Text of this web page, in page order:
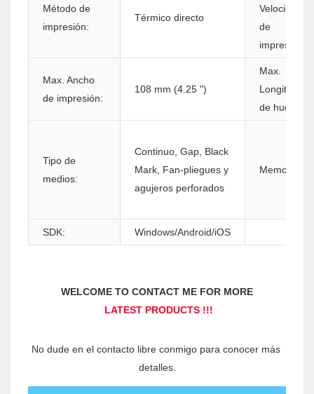
Método de
impresión:
Térmico directo
Velocidad
de
impresión:
Max. Ancho
de impresión:
108 mm (4.25 ")
Max.
Longitud
de huella:
Tipo de
medios:
Continuo, Gap, Black
Mark, Fan-pliegues y
agujeros perforados
Memoria:
SDK: Windows/Android/iOS
No dude en el contacto libre conmigo para conocer más